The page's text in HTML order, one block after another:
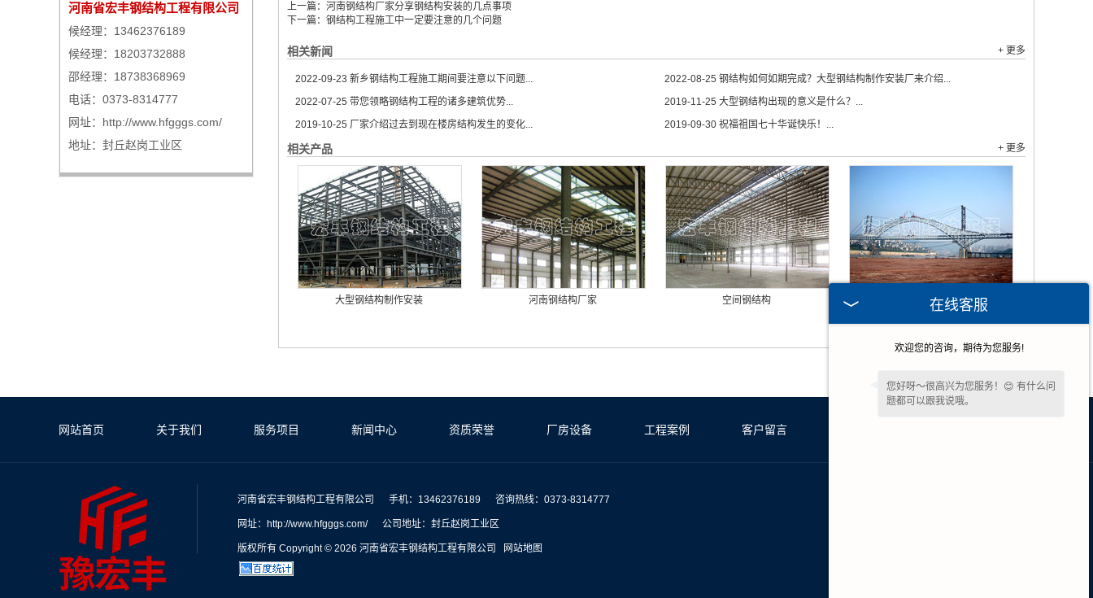
上一篇： 河南钢结构厂家分享钢结构安装的几点事项
下一篇： 钢结构工程施工中一定要注意的几个问题
相关新闻 + 更多
2022-09-23 新乡钢结构工程施工期间要注意以下问题... 2022-08-25 钢结构如何如期完成？大型钢结构制作安装厂来介绍...
2022-07-25 带您领略钢结构工程的诸多建筑优势... 2019-11-25 大型钢结构出现的意义是什么？...
2019-10-25 厂家介绍过去到现在楼房结构发生的变化... 2019-09-30 祝福祖国七十华诞快乐！...
相关产品 + 更多
大型钢结构制作安装 河南钢结构厂家 空间钢结构 河南钢结构加工
河南省宏丰钢结构工程有限公司
候经理：13462376189
候经理：18203732888
邵经理：18738368969
电话：0373-8314777
网址：http://www.hfgggs.com/
地址：封丘赵岗工业区
网站首页 关于我们 服务项目 新闻中心 资质荣誉 厂房设备 工程案例 客户留言
河南省宏丰钢结构工程有限公司 手机：13462376189 咨询热线：0373-8314777
网址：http://www.hfgggs.com/ 公司地址：封丘赵岗工业区
版权所有 Copyright © 2026 河南省宏丰钢结构工程有限公司 网站地图
在线客服
欢迎您的咨询，期待为您服务!
您好呀～很高兴为您服务！😊 有什么问
题都可以跟我说哦。